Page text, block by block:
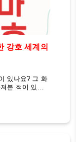
강호 세계의
있나요? 그 화
본 적이 있나
호의 주인공